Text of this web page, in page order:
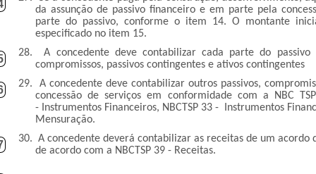
da assunção de passivo financeiro e em parte pela
parte do passivo, conforme o item 14. O montante
especificado no item 15.
28.
A concedente deve contabilizar cada parte do
compromissos, passivos contingentes e ativos contingentes
29.
A concedente deve contabilizar outros passivos,
concessão de serviços em conformidade com a NBC
- Instrumentos Financeiros, NBCTSP 33 - Instrumentos
Mensuração.
30. A concedente deverá contabilizar as receitas de um acordo
de acordo com a NBCTSP 39 - Receitas.